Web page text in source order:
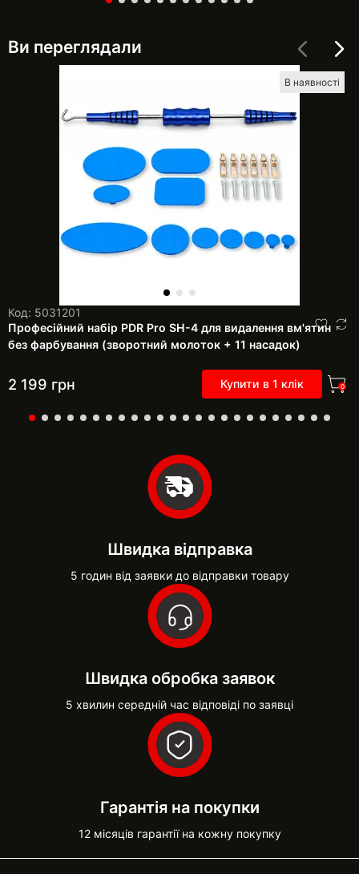
Ви переглядали
В наявності
Код: 5031201
Професійний набір PDR Pro SH-4 для видалення вм'ятин
без фарбування (зворотний молоток + 11 насадок)
2 199 грн Купити в 1 клік 0
Швидка відправка
5 годин від заявки до відправки товару
Швидка обробка заявок
5 хвилин середній час відповіді по заявці
Гарантія на покупки
12 місяців гарантії на кожну покупку